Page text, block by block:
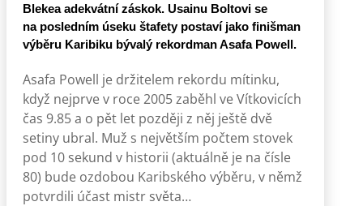
Blekea adekvátní záskok. Usainu Boltovi se
na posledním úseku štafety postaví jako finišman
výběru Karibiku bývalý rekordman Asafa Powell.
Asafa Powell je držitelem rekordu mítinku,
když nejprve v roce 2005 zaběhl ve Vítkovicích
čas 9.85 a o pět let později z něj ještě dvě
setiny ubral. Muž s největším počtem stovek
pod 10 sekund v historii (aktuálně je na čísle
80) bude ozdobou Karibského výběru, v němž
potvrdili účast mistr světa…